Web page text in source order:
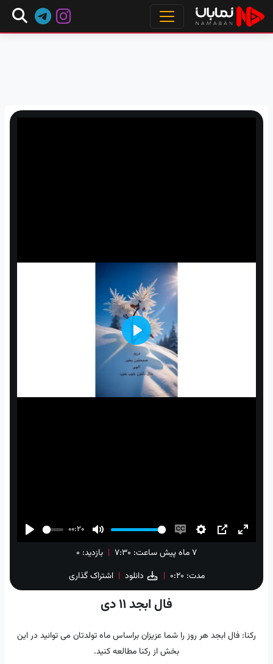
Play
00:20
Mute
Enable
captions
Settings
PIP Enter
Play
۷ ماه پیش ساعت: ۷:۳۰ | بازدید: 0
مدت: 0:20
| دانلود | اشتراک گذاری
فال ابجد 11 دی
رکنا: فال ابجد هر روز را شما عزیزان براساس ماه تولدتان می توانید در این
بخش از رکنا مطالعه کنید.